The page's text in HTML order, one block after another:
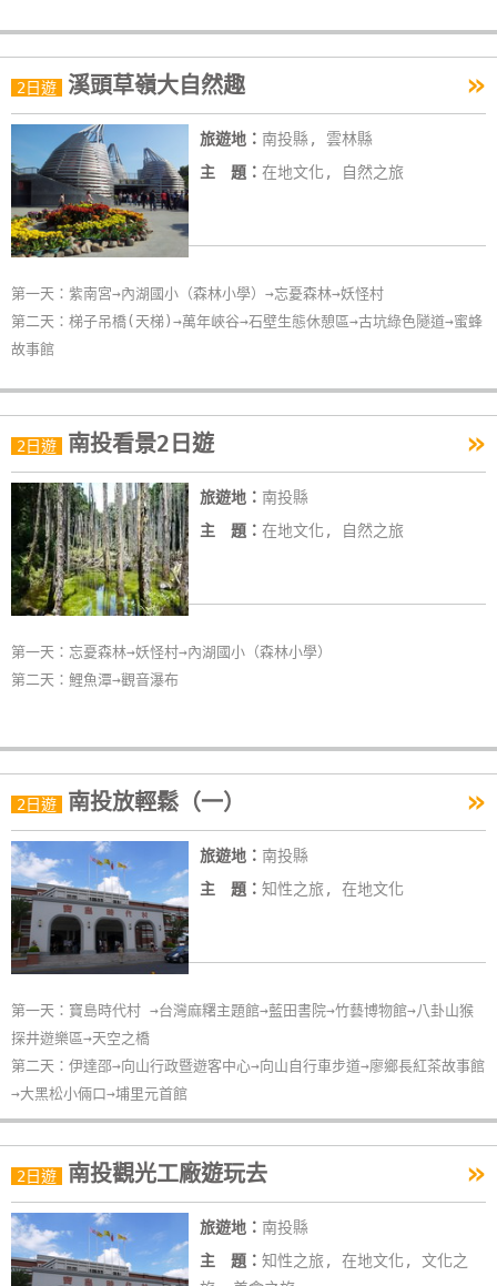
2日遊 溪頭草嶺大自然趣 »
旅遊地： 南投縣, 雲林縣
主 題： 在地文化, 自然之旅
第一天：紫南宮→內湖國小（森林小學）→忘憂森林→妖怪村
第二天：梯子吊橋(天梯)→萬年峽谷→石壁生態休憩區→古坑綠色隧道→蜜蜂
故事館
2日遊 南投看景2日遊 »
旅遊地： 南投縣
主 題： 在地文化, 自然之旅
第一天：忘憂森林→妖怪村→內湖國小（森林小學）
第二天：鯉魚潭→觀音瀑布
2日遊 南投放輕鬆（一） »
旅遊地： 南投縣
主 題： 知性之旅, 在地文化
第一天：寶島時代村 →台灣麻糬主題館→藍田書院→竹藝博物館→八卦山猴
探井遊樂區→天空之橋
第二天：伊達邵→向山行政暨遊客中心→向山自行車步道→廖鄉長紅茶故事館
→大黑松小倆口→埔里元首館
2日遊 南投觀光工廠遊玩去 »
旅遊地： 南投縣
主 題： 知性之旅, 在地文化, 文化之